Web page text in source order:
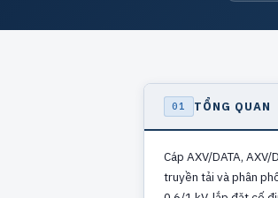
01 TỔNG QUAN
Cáp AXV/DATA,
truyền tải và phân